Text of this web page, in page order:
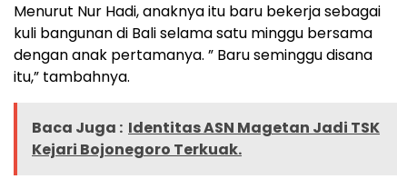
Menurut Nur Hadi, anaknya itu baru bekerja sebagai
kuli bangunan di Bali selama satu minggu bersama
dengan anak pertamanya. ” Baru seminggu disana
itu,” tambahnya.
Baca Juga : Identitas ASN Magetan Jadi TSK
Kejari Bojonegoro Terkuak.